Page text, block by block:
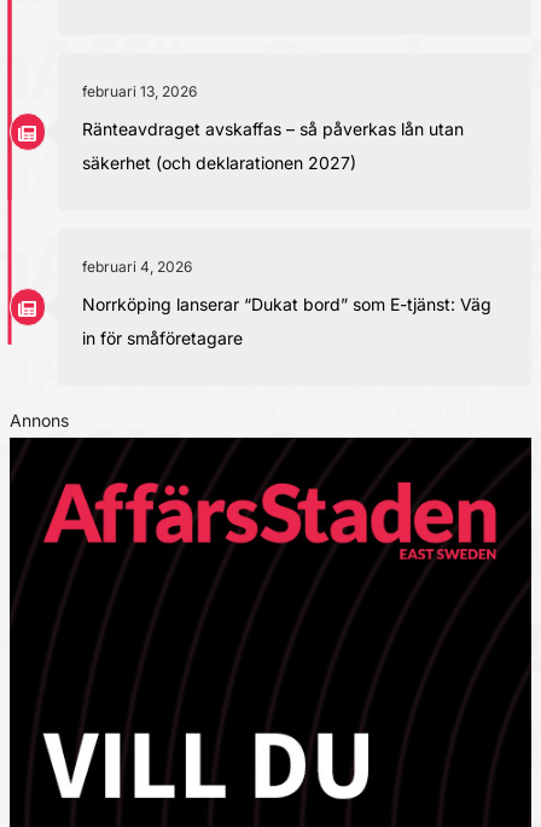
februari 13, 2026
Ränteavdraget avskaffas – så påverkas lån utan
säkerhet (och deklarationen 2027)
februari 4, 2026
Norrköping lanserar “Dukat bord” som E-tjänst: Väg
in för småföretagare
Annons